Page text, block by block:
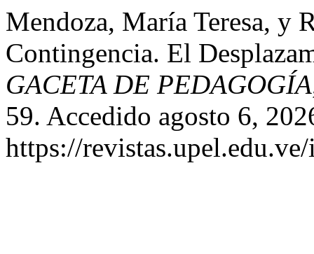
Mendoza, María Teresa, y
Contingencia. El
GACETA DE PEDAGOGÍA
59. Accedido agosto 6,
https://